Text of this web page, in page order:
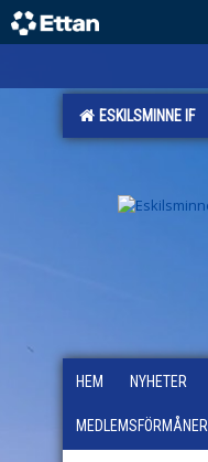
ESKILSMINNE IF
HEM NYHETER
MEDLEMSFÖRMÅNER